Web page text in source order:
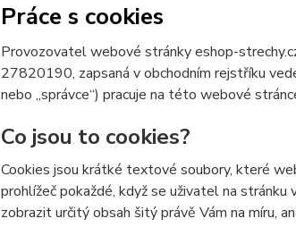
Práce s cookies
Provozovatel webové stránky eshop-
27820190, zapsaná v obchodním rejstříku
nebo „správce“) pracuje na této webové
Co jsou to cookies?
Cookies jsou krátké textové soubory, které
prohlížeč pokaždé, když se uživatel na
zobrazit určitý obsah šitý právě Vám na míru,